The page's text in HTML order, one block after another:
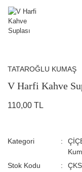
TATAROĞLU KUMAŞ
V Harfi Kahve
110,00 TL
Kategori
Stok Kodu